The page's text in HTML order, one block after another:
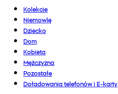
Kolekcje
Niemowlę
Dziecko
Dom
Kobieta
Mężczyzna
Pozostałe
Doładowania telefonów i E-karty